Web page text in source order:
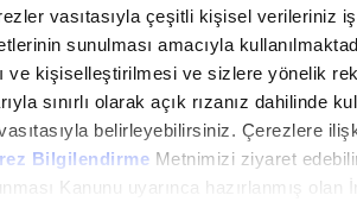
vasıtasıyla çeşitli kişisel verileriniz
sunulması amacıyla
ve kişiselleştirilmesi ve sizlere yönelik
sınırlı olarak açık rızanız dahilinde
belirleyebilirsiniz. Çerezlere
Bilgilendirme Metnimizi ziyaret
Kanunu uyarınca hazırlanmış olan